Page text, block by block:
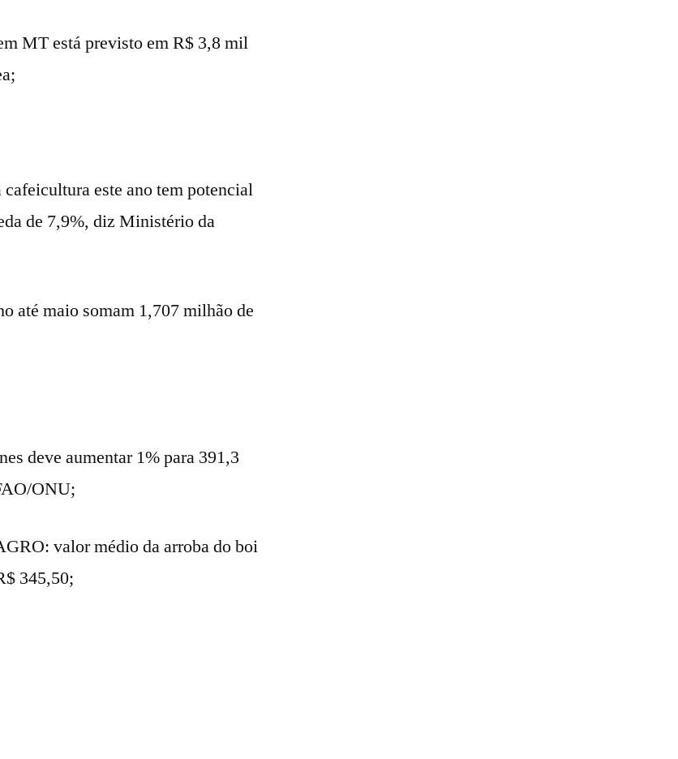
MT está previsto em R$ 3,8 mil
este ano tem potencial
de 7,9%, diz Ministério da
até maio somam 1,707 milhão de
deve aumentar 1% para 391,3
ONU;
valor médio da arroba do boi
345,50;